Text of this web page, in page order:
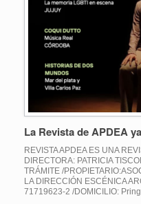
La Revista de APDEA
REVISTA APDEA ES UNA
DIRECTORA: PATRICIA
TRÁMITE /
LA DIRECCIÓN ESCÉNICA
71719623-2 /DOMICILIO: